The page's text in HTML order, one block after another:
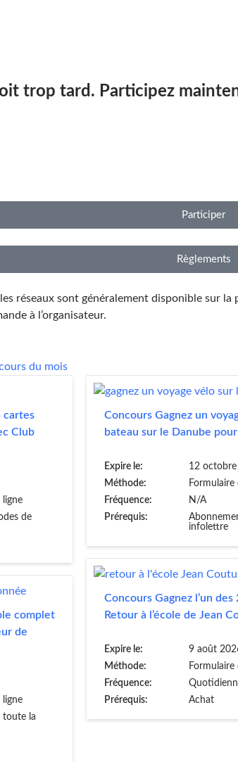
trop tard. Participez
Participer
Règlements
réseaux sont généralement disponible sur
à l’organisateur.
cartes
Club
ligne
de
Concours Gagnez un
bateau sur le Danube
Expire le:
12
Méthode:
Formulaire
Fréquence:
N/A
Prérequis:
infolettre
Concours Gagnez l’un des
Retour à l’école de Jean
Expire le:
9 août
Méthode:
Formulaire
Fréquence:
Prérequis:
Achat
complet
de
ligne
toute la